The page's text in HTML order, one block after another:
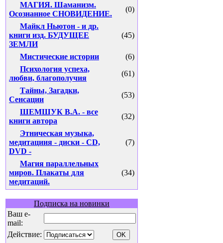
МАГИЯ. Шаманизм.
Осознанное СНОВИДЕНИЕ.
(0)
Майкл Ньютон - и др.
книги изд. БУДУЩЕЕ
ЗЕМЛИ
(45)
Мистические истории
(6)
Психология успеха,
любви, благополучия
(61)
Тайны, Загадки,
Сенсации
(53)
ШЕМШУК В.А. - все
книги автора
(32)
Этническая музыка,
медитациия - диски - CD,
DVD -
(7)
Магия параллельных
миров. Плакаты для
медитаций.
(34)
Подписка на новинки
Ваш e-
mail:
Действие: